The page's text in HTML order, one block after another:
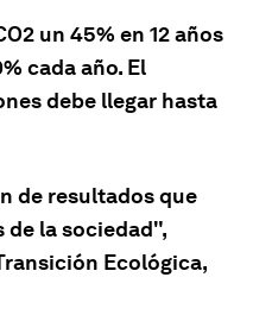
un 45% en 12 años
cada año. El
debe llegar hasta
de resultados que
la sociedad",
Ecológica,